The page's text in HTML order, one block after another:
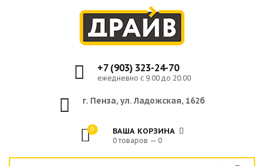
+7 (903) 323-24-70
ежедневно с 9.00 до 20.00
г. Пенза, ул. Ладожская, 162б
0 ВАША КОРЗИНА
0 товаров — 0